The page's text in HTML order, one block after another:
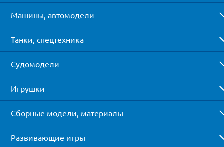
Машины, автомодели
Танки, спецтехника
Судомодели
Игрушки
Сборные модели, материалы
Развивающие игры